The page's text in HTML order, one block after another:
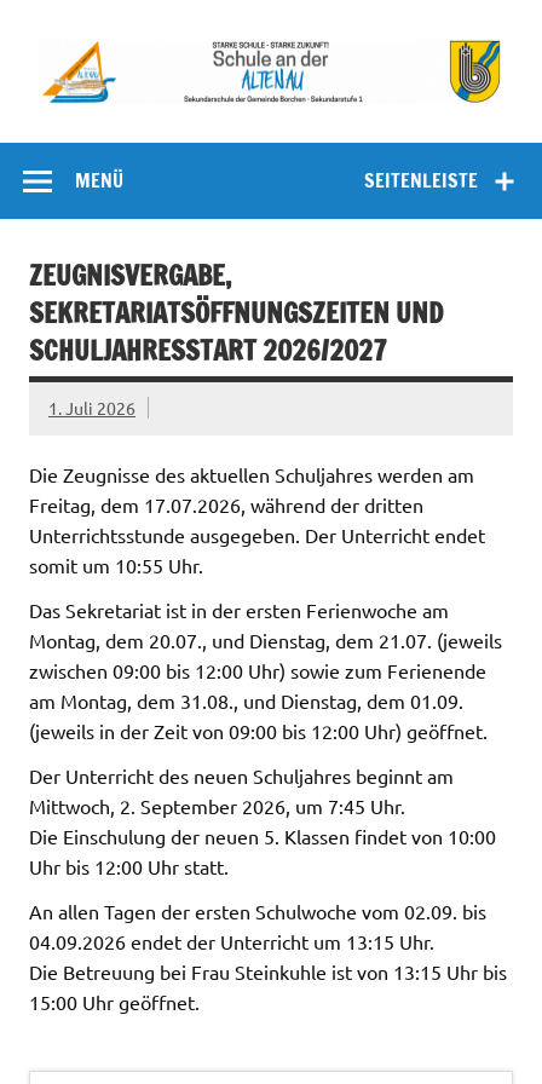
Schule an
der Altenau
SEITENLEISTE
MENÜ
ZEUGNISVERGABE,
SEKRETARIATSÖFFNUNGSZEITEN UND
SCHULJAHRESSTART 2026/2027
1. Juli 2026
Die Zeugnisse des aktuellen Schuljahres werden am
Freitag, dem 17.07.2026, während der dritten
Unterrichtsstunde ausgegeben. Der Unterricht endet
somit um 10:55 Uhr.
Das Sekretariat ist in der ersten Ferienwoche am
Montag, dem 20.07., und Dienstag, dem 21.07. (jeweils
zwischen 09:00 bis 12:00 Uhr) sowie zum Ferienende
am Montag, dem 31.08., und Dienstag, dem 01.09.
(jeweils in der Zeit von 09:00 bis 12:00 Uhr) geöffnet.
Der Unterricht des neuen Schuljahres beginnt am
Mittwoch, 2. September 2026, um 7:45 Uhr.
Die Einschulung der neuen 5. Klassen findet von 10:00
Uhr bis 12:00 Uhr statt.
An allen Tagen der ersten Schulwoche vom 02.09. bis
04.09.2026 endet der Unterricht um 13:15 Uhr.
Die Betreuung bei Frau Steinkuhle ist von 13:15 Uhr bis
15:00 Uhr geöffnet.